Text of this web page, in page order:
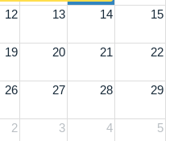
12 13 14 15
19 20 21 22
26 27 28 29
2 3 4 5